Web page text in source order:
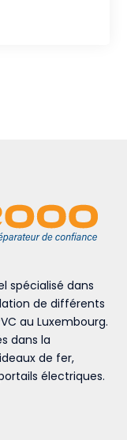
spécialisé dans
de différents
au Luxembourg.
dans la
de fer,
électriques.